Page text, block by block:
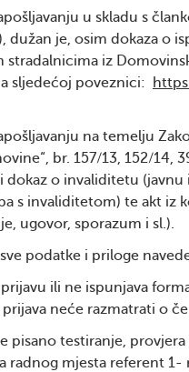
u skladu s
dužan je, osim dokaza o
iz
sljedećoj poveznici:
na temelju
br. 157/13, 152/14,
o invaliditetu
s invaliditetom) te akt iz
ugovor, sporazum i sl.).
podatke i priloge
ili ne ispunjava
neće razmatrati o
pisano testiranje,
radnog mjesta referent